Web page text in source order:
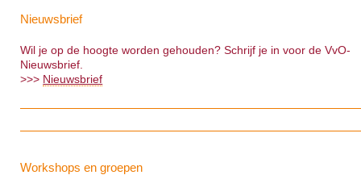
Nieuwsbrief
Wil je op de hoogte worden gehouden? Schrijf je in voor de VvO-
Nieuwsbrief.
>>> Nieuwsbrief
Workshops en groepen